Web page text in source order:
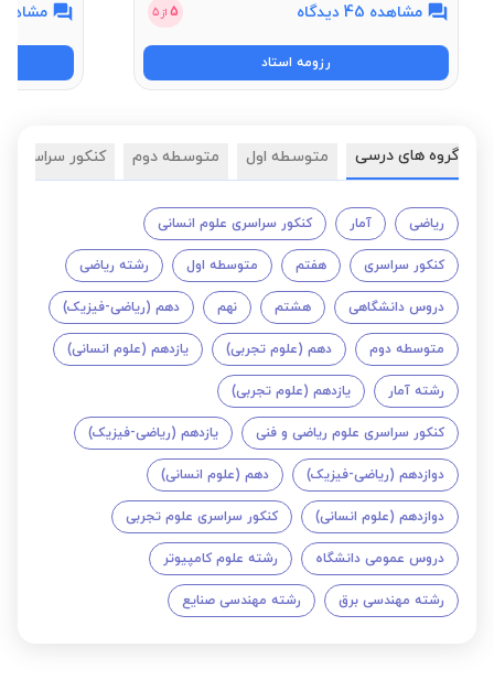
مشاهده 45 دیدگاه 5 از 5
رزومه استاد
مشاهده 57
گروه های درسی متوسطه اول متوسطه دوم کنکور سراسری
ریاضی آمار کنکور سراسری علوم انسانی
کنکور سراسری هفتم متوسطه اول رشته ریاضی
دروس دانشگاهی هشتم نهم دهم (ریاضی-فیزیک)
متوسطه دوم دهم (علوم تجربی) یازدهم (علوم انسانی)
رشته آمار یازدهم (علوم تجربی)
کنکور سراسری علوم ریاضی و فنی یازدهم (ریاضی-فیزیک)
دوازدهم (ریاضی-فیزیک) دهم (علوم انسانی)
دوازدهم (علوم انسانی) کنکور سراسری علوم تجربی
دروس عمومی دانشگاه رشته علوم کامپیوتر
رشته مهندسی برق رشته مهندسی صنایع